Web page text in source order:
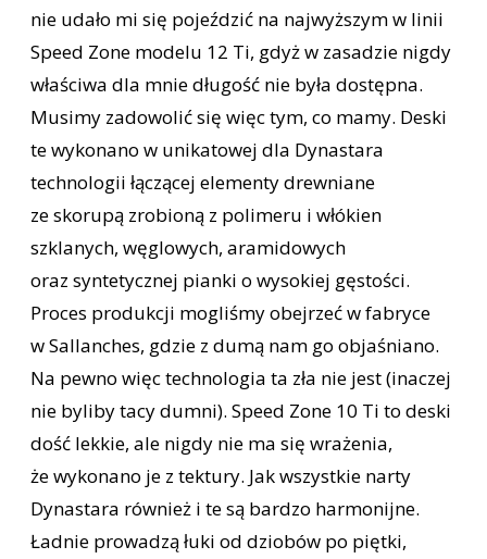
nie udało mi się pojeździć na najwyższym w linii
Speed Zone modelu 12 Ti, gdyż w zasadzie nigdy
właściwa dla mnie długość nie była dostępna.
Musimy zadowolić się więc tym, co mamy. Deski
te wykonano w unikatowej dla Dynastara
technologii łączącej elementy drewniane
ze skorupą zrobioną z polimeru i włókien
szklanych, węglowych, aramidowych
oraz syntetycznej pianki o wysokiej gęstości.
Proces produkcji mogliśmy obejrzeć w fabryce
w Sallanches, gdzie z dumą nam go objaśniano.
Na pewno więc technologia ta zła nie jest (inaczej
nie byliby tacy dumni). Speed Zone 10 Ti to deski
dość lekkie, ale nigdy nie ma się wrażenia,
że wykonano je z tektury. Jak wszystkie narty
Dynastara również i te są bardzo harmonijne.
Ładnie prowadzą łuki od dziobów po piętki,